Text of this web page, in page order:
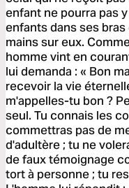
enfant ne pourra pas
enfants dans ses
mains sur eux.
homme vint en
lui demanda : « Bon
recevoir la vie
m'appelles-tu bon ?
seul. Tu connais les
commettras pas de
d'adultère ; tu ne
de faux témoignage
tort à personne ; tu